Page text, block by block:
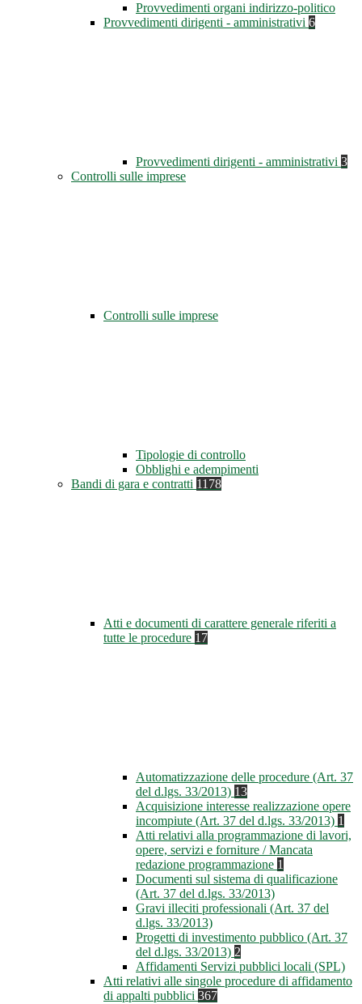
Provvedimenti organi indirizzo-politico
Provvedimenti dirigenti - amministrativi 6
Provvedimenti dirigenti - amministrativi 3
Controlli sulle imprese
Controlli sulle imprese
Tipologie di controllo
Obblighi e adempimenti
Bandi di gara e contratti 1178
Atti e documenti di carattere generale riferiti a
tutte le procedure 17
Automatizzazione delle procedure (Art. 37
del d.lgs. 33/2013) 13
Acquisizione interesse realizzazione opere
incompiute (Art. 37 del d.lgs. 33/2013) 1
Atti relativi alla programmazione di lavori,
opere, servizi e forniture / Mancata
redazione programmazione 1
Documenti sul sistema di qualificazione
(Art. 37 del d.lgs. 33/2013)
Gravi illeciti professionali (Art. 37 del
d.lgs. 33/2013)
Progetti di investimento pubblico (Art. 37
del d.lgs. 33/2013) 2
Affidamenti Servizi pubblici locali (SPL)
Atti relativi alle singole procedure di affidamento
di appalti pubblici 367